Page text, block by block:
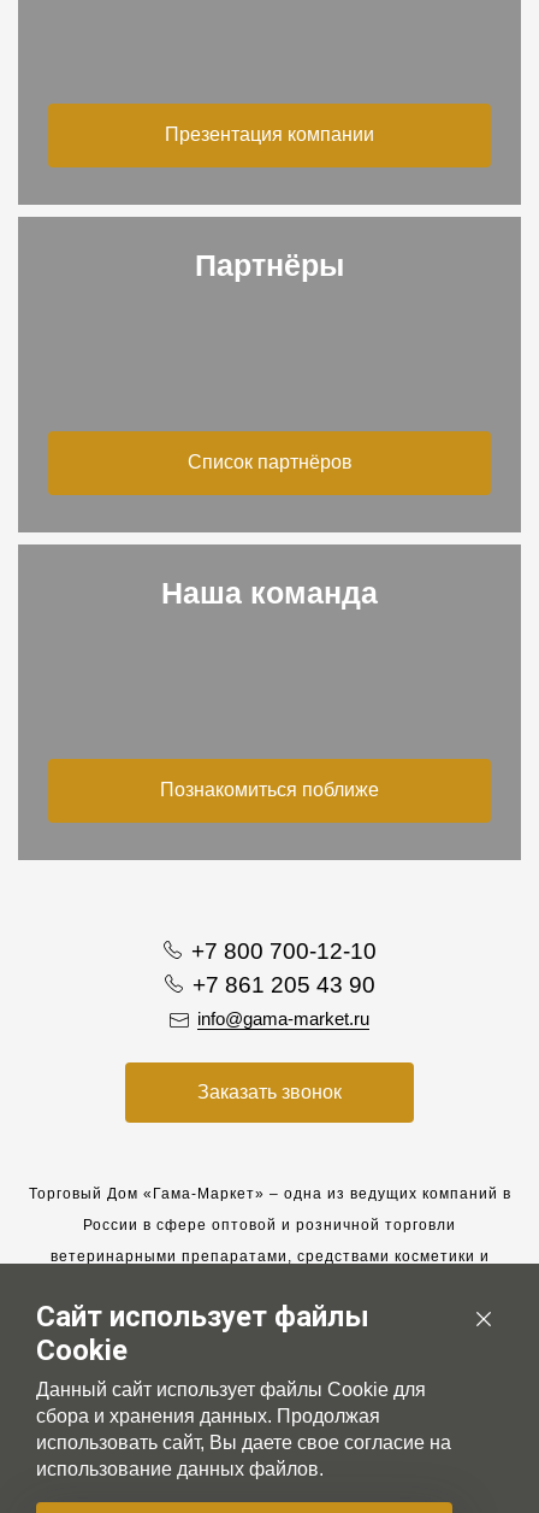
Презентация компании
Партнёры
Список партнёров
Наша команда
Познакомиться поближе
+7 800 700-12-10
+7 861 205 43 90
info@gama-market.ru
Заказать звонок
Торговый Дом «Гама-Маркет» – одна из ведущих компаний в
России в сфере оптовой и розничной торговли
ветеринарными препаратами, средствами косметики и
Мы работаем с 2005 года. Мы приглашаем к сотрудничеству
новых клиентов и всегда рассчитываем на взаимовыгодные,
долгосрочные партнерские отношения.
Сайт использует файлы
Cookie
Данный сайт использует файлы Cookie для
сбора и хранения данных. Продолжая
использовать сайт, Вы даете свое согласие на
использование данных файлов.